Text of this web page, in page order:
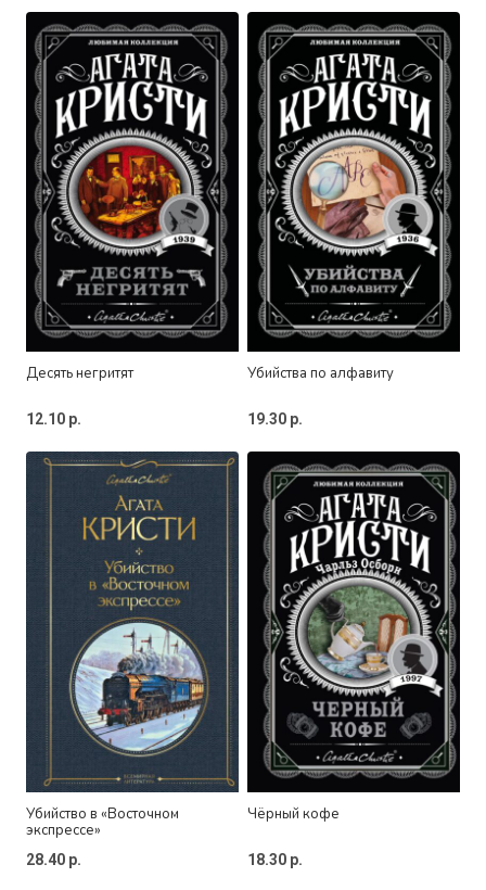
Десять негритят
12.10 р.
Убийства по алфавиту
19.30 р.
Убийство в «Восточном
экспрессе»
28.40 р.
Чёрный кофе
18.30 р.